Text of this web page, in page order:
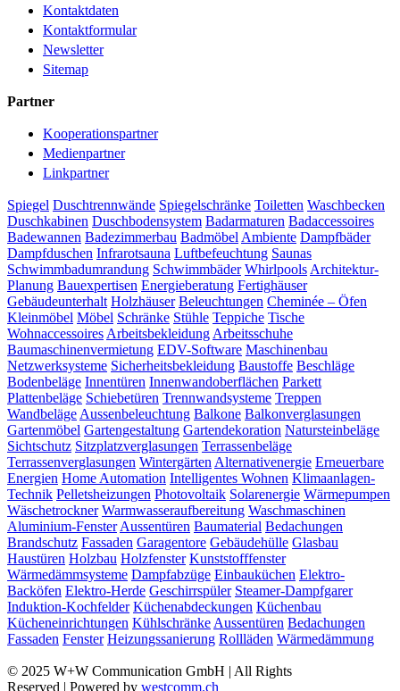
Kontaktdaten
Kontaktformular
Newsletter
Sitemap
Partner
Kooperationspartner
Medienpartner
Linkpartner
Spiegel Duschtrennwände Spiegelschränke Toiletten Waschbecken
Duschkabinen Duschbodensystem Badarmaturen Badaccessoires
Badewannen Badezimmerbau Badmöbel Ambiente Dampfbäder
Dampfduschen Infrarotsauna Luftbefeuchtung Saunas
Schwimmbadumrandung Schwimmbäder Whirlpools Architektur-
Planung Bauexpertisen Energieberatung Fertighäuser
Gebäudeunterhalt Holzhäuser Beleuchtungen Cheminée – Öfen
Kleinmöbel Möbel Schränke Stühle Teppiche Tische
Wohnaccessoires Arbeitsbekleidung Arbeitsschuhe
Baumaschinenvermietung EDV-Software Maschinenbau
Netzwerksysteme Sicherheitsbekleidung Baustoffe Beschläge
Bodenbeläge Innentüren Innenwandoberflächen Parkett
Plattenbeläge Schiebetüren Trennwandsysteme Treppen
Wandbeläge Aussenbeleuchtung Balkone Balkonverglasungen
Gartenmöbel Gartengestaltung Gartendekoration Natursteinbeläge
Sichtschutz Sitzplatzverglasungen Terrassenbeläge
Terrassenverglasungen Wintergärten Alternativenergie Erneuerbare
Energien Home Automation Intelligentes Wohnen Klimaanlagen-
Technik Pelletsheizungen Photovoltaik Solarenergie Wärmepumpen
Wäschetrockner Warmwasseraufbereitung Waschmaschinen
Aluminium-Fenster Aussentüren Baumaterial Bedachungen
Brandschutz Fassaden Garagentore Gebäudehülle Glasbau
Haustüren Holzbau Holzfenster Kunststofffenster
Wärmedämmsysteme Dampfabzüge Einbauküchen Elektro-
Backöfen Elektro-Herde Geschirrspüler Steamer-Dampfgarer
Induktion-Kochfelder Küchenabdeckungen Küchenbau
Kücheneinrichtungen Kühlschränke Aussentüren Bedachungen
Fassaden Fenster Heizungssanierung Rollläden Wärmedämmung
© 2025 W+W Communication GmbH | All Rights
Reserved | Powered by westcomm.ch